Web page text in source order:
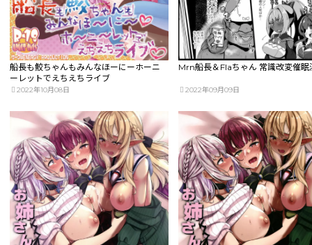
船長も鮫ちゃんもみんなほーにーホーニ
ーレットでえちえちライブ
2022年10月08日
Mrn船長＆Flaちゃん 常識改変催眠
2022年09月09日